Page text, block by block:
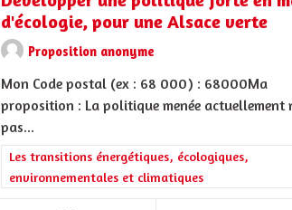
d'écologie, pour une Alsace verte
Proposition anonyme
Mon Code postal (ex : 68 000) : 68000Ma
proposition : La politique menée actuellement
pas...
Filtrer les résultats de la catégorie : Les
Les transitions énergétiques, écologiques,
environnementales et climatiques